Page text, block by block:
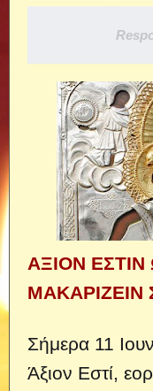
ΑΞΙΟΝ
Σήμερα 11
Άξιον Εστί,